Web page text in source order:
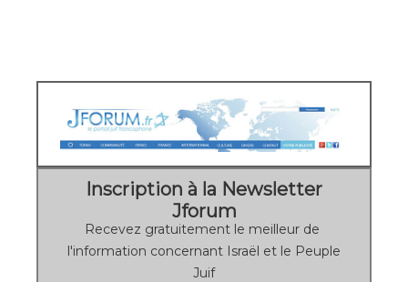
Inscription à la Newsletter
Jforum
Recevez gratuitement le meilleur de
l'information concernant Israël et le Peuple
Juif